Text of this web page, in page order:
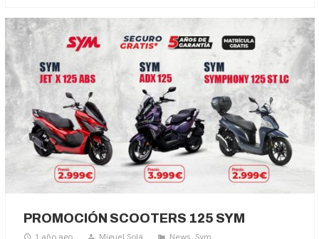
PROMOCIÓN SCOOTERS 125 SYM